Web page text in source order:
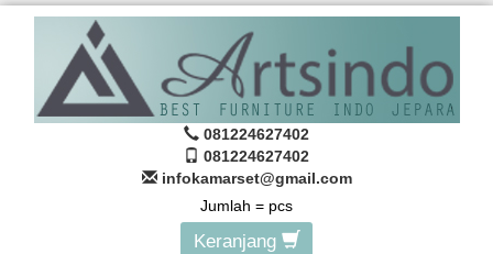
081224627402
081224627402
infokamarset@gmail.com
Jumlah = pcs
Keranjang